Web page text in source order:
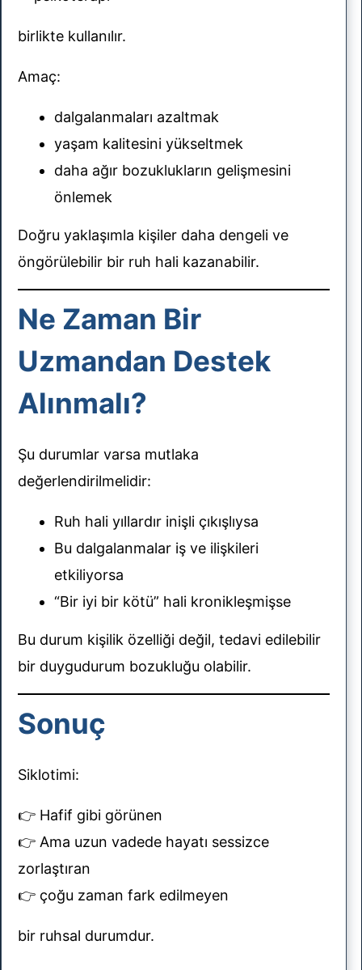
birlikte kullanılır.
Amaç:
dalgalanmaları azaltmak
yaşam kalitesini yükseltmek
daha ağır bozuklukların gelişmesini
önlemek
Doğru yaklaşımla kişiler daha dengeli ve
öngörülebilir bir ruh hali kazanabilir.
Ne Zaman Bir
Uzmandan Destek
Alınmalı?
Şu durumlar varsa mutlaka
değerlendirilmelidir:
Ruh hali yıllardır inişli çıkışlıysa
Bu dalgalanmalar iş ve ilişkileri
etkiliyorsa
“Bir iyi bir kötü” hali kronikleşmişse
Bu durum kişilik özelliği değil, tedavi edilebilir
bir duygudurum bozukluğu olabilir.
Sonuç
Siklotimi:
👉 Hafif gibi görünen
👉 Ama uzun vadede hayatı sessizce
zorlaştıran
👉 çoğu zaman fark edilmeyen
bir ruhsal durumdur.